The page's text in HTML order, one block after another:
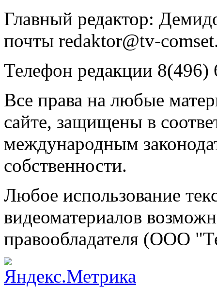
Главный редактор:
почты redaktor@tv-
Телефон редакции 8(496)
Все права на любые
сайте, защищены в
международным
собственности.
Любое использование
видеоматериалов
правообладателя (ООО